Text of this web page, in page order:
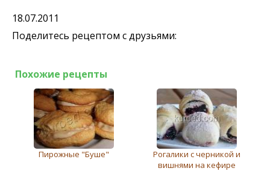
18.07.2011
Поделитесь рецептом с друзьями:
Похожие рецепты
Пирожные "Буше"
Рогалики с черникой и
вишнями на кефире